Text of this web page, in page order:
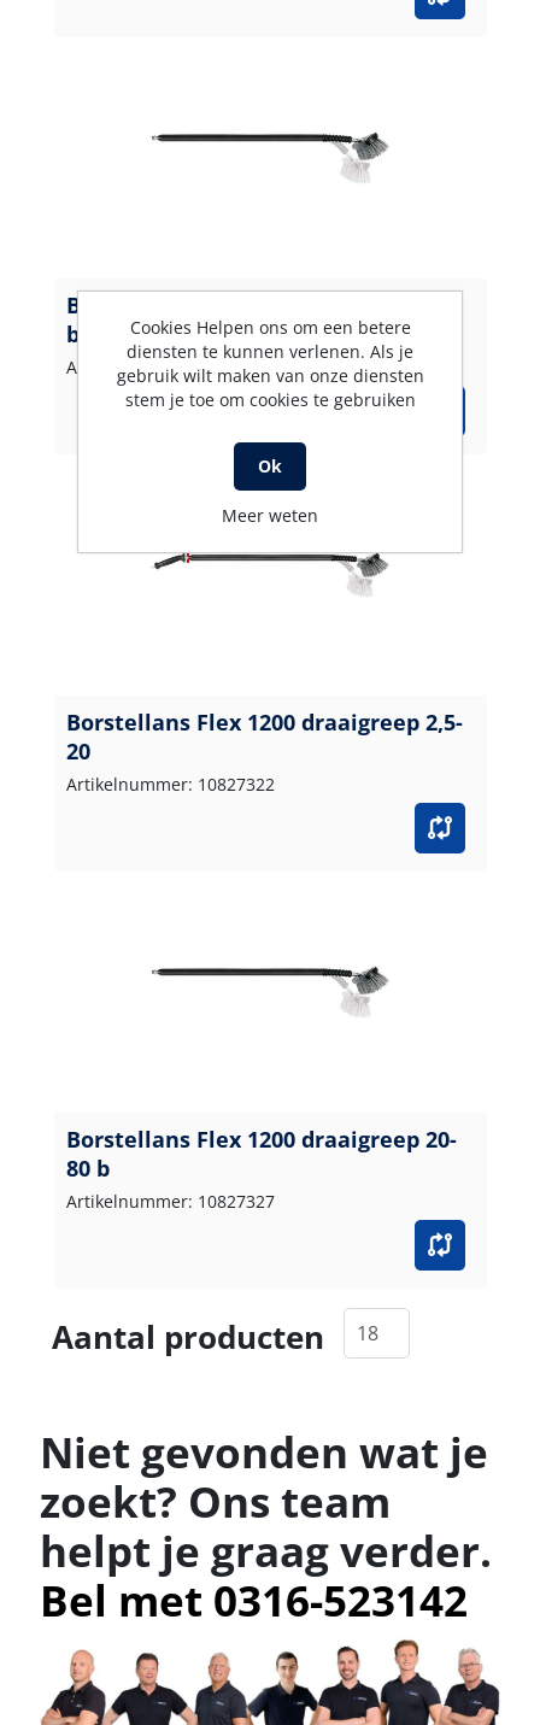
Borstellans Flex 1200 + greep 20-80
bar
Artikelnummer: 10827307
Borstellans Flex 1200 draaigreep 2,5-
20
Artikelnummer: 10827322
Borstellans Flex 1200 draaigreep 20-
80 b
Artikelnummer: 10827327
Aantal producten
Niet gevonden wat je
zoekt? Ons team
helpt je graag verder.
Bel met 0316-523142
Cookies Helpen ons om een betere
diensten te kunnen verlenen. Als je
gebruik wilt maken van onze diensten
stem je toe om cookies te gebruiken
Ok
Meer weten